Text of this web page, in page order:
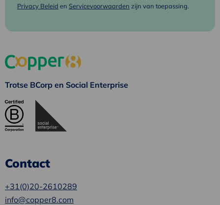
Privacy Beleid en Servicevoorwaarden zijn van toepassing.
Trotse BCorp en Social Enterprise
Contact
+31(0)20-2610289
info@copper8.com